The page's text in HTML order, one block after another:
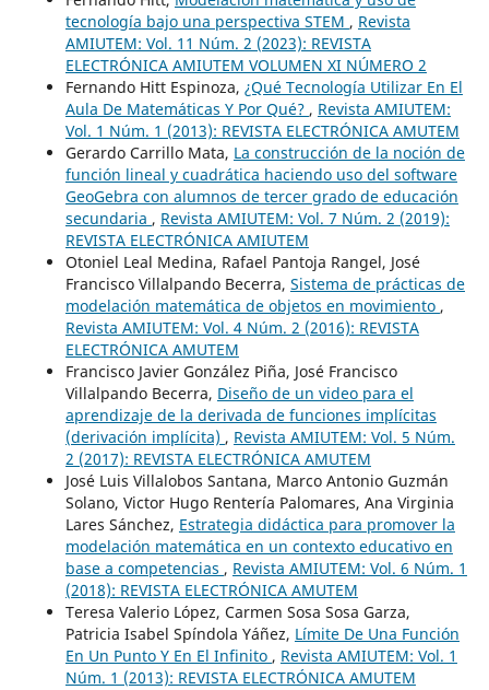
tecnología bajo una perspectiva STEM , Revista
AMIUTEM: Vol. 11 Núm. 2 (2023): REVISTA
ELECTRÓNICA AMIUTEM VOLUMEN XI NÚMERO 2
Fernando Hitt Espinoza, ¿Qué Tecnología Utilizar En El
Aula De Matemáticas Y Por Qué? , Revista AMIUTEM:
Vol. 1 Núm. 1 (2013): REVISTA ELECTRÓNICA AMUTEM
Gerardo Carrillo Mata, La construcción de la noción de
función lineal y cuadrática haciendo uso del software
GeoGebra con alumnos de tercer grado de educación
secundaria , Revista AMIUTEM: Vol. 7 Núm. 2 (2019):
REVISTA ELECTRÓNICA AMIUTEM
Otoniel Leal Medina, Rafael Pantoja Rangel, José
Francisco Villalpando Becerra, Sistema de prácticas de
modelación matemática de objetos en movimiento ,
Revista AMIUTEM: Vol. 4 Núm. 2 (2016): REVISTA
ELECTRÓNICA AMUTEM
Francisco Javier González Piña, José Francisco
Villalpando Becerra, Diseño de un video para el
aprendizaje de la derivada de funciones implícitas
(derivación implícita) , Revista AMIUTEM: Vol. 5 Núm.
2 (2017): REVISTA ELECTRÓNICA AMUTEM
José Luis Villalobos Santana, Marco Antonio Guzmán
Solano, Victor Hugo Rentería Palomares, Ana Virginia
Lares Sánchez, Estrategia didáctica para promover la
modelación matemática en un contexto educativo en
base a competencias , Revista AMIUTEM: Vol. 6 Núm. 1
(2018): REVISTA ELECTRÓNICA AMUTEM
Teresa Valerio López, Carmen Sosa Sosa Garza,
Patricia Isabel Spíndola Yáñez, Límite De Una Función
En Un Punto Y En El Infinito , Revista AMIUTEM: Vol. 1
Núm. 1 (2013): REVISTA ELECTRÓNICA AMUTEM